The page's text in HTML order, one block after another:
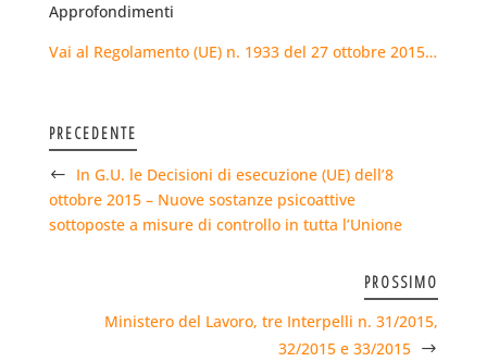
Approfondimenti
Vai al Regolamento (UE) n. 1933 del 27 ottobre 2015…
PRECEDENTE
In G.U. le Decisioni di esecuzione (UE) dell’8
ottobre 2015 – Nuove sostanze psicoattive
sottoposte a misure di controllo in tutta l’Unione
PROSSIMO
Ministero del Lavoro, tre Interpelli n. 31/2015,
32/2015 e 33/2015